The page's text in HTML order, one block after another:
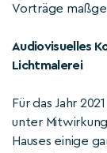
Vorträge
Audiovisuelles
Lichtmalerei
Für das Jahr
unter
Hauses einige